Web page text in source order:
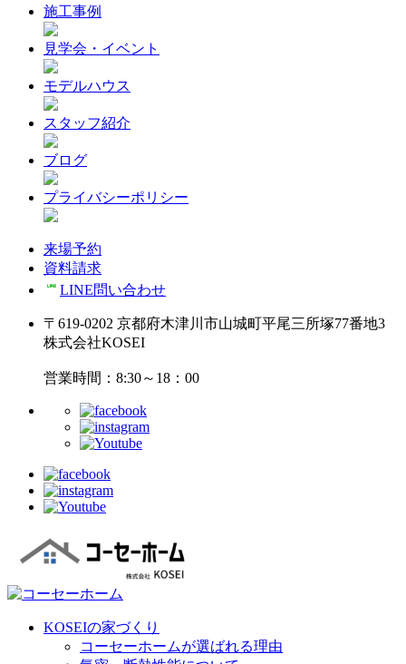
施工事例
見学会・イベント
モデルハウス
スタッフ紹介
ブログ
プライバシーポリシー
来場予約
資料請求
LINE問い合わせ
〒619-0202 京都府木津川市山城町平尾三所塚77番地3
株式会社KOSEI
営業時間：8:30～18：00
KOSEIの家づくり
コーセーホームが選ばれる理由